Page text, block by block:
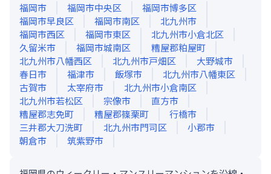
福岡市
福岡市中央区
福岡市博多区
福岡市早良区
福岡市南区
北九州市
福岡市西区
福岡市東区
北九州市小倉北区
久留米市
福岡市城南区
糟屋郡粕屋町
北九州市八幡西区
北九州市戸畑区
大野城市
春日市
福津市 飯塚市
北九州市八幡東区
古賀市
太宰府市
北九州市小倉南区
北九州市若松区
宗像市
直方市
糟屋郡志免町
糟屋郡篠栗町
行橋市
三井郡大刀洗町
北九州市門司区
小郡市
朝倉市
筑紫野市